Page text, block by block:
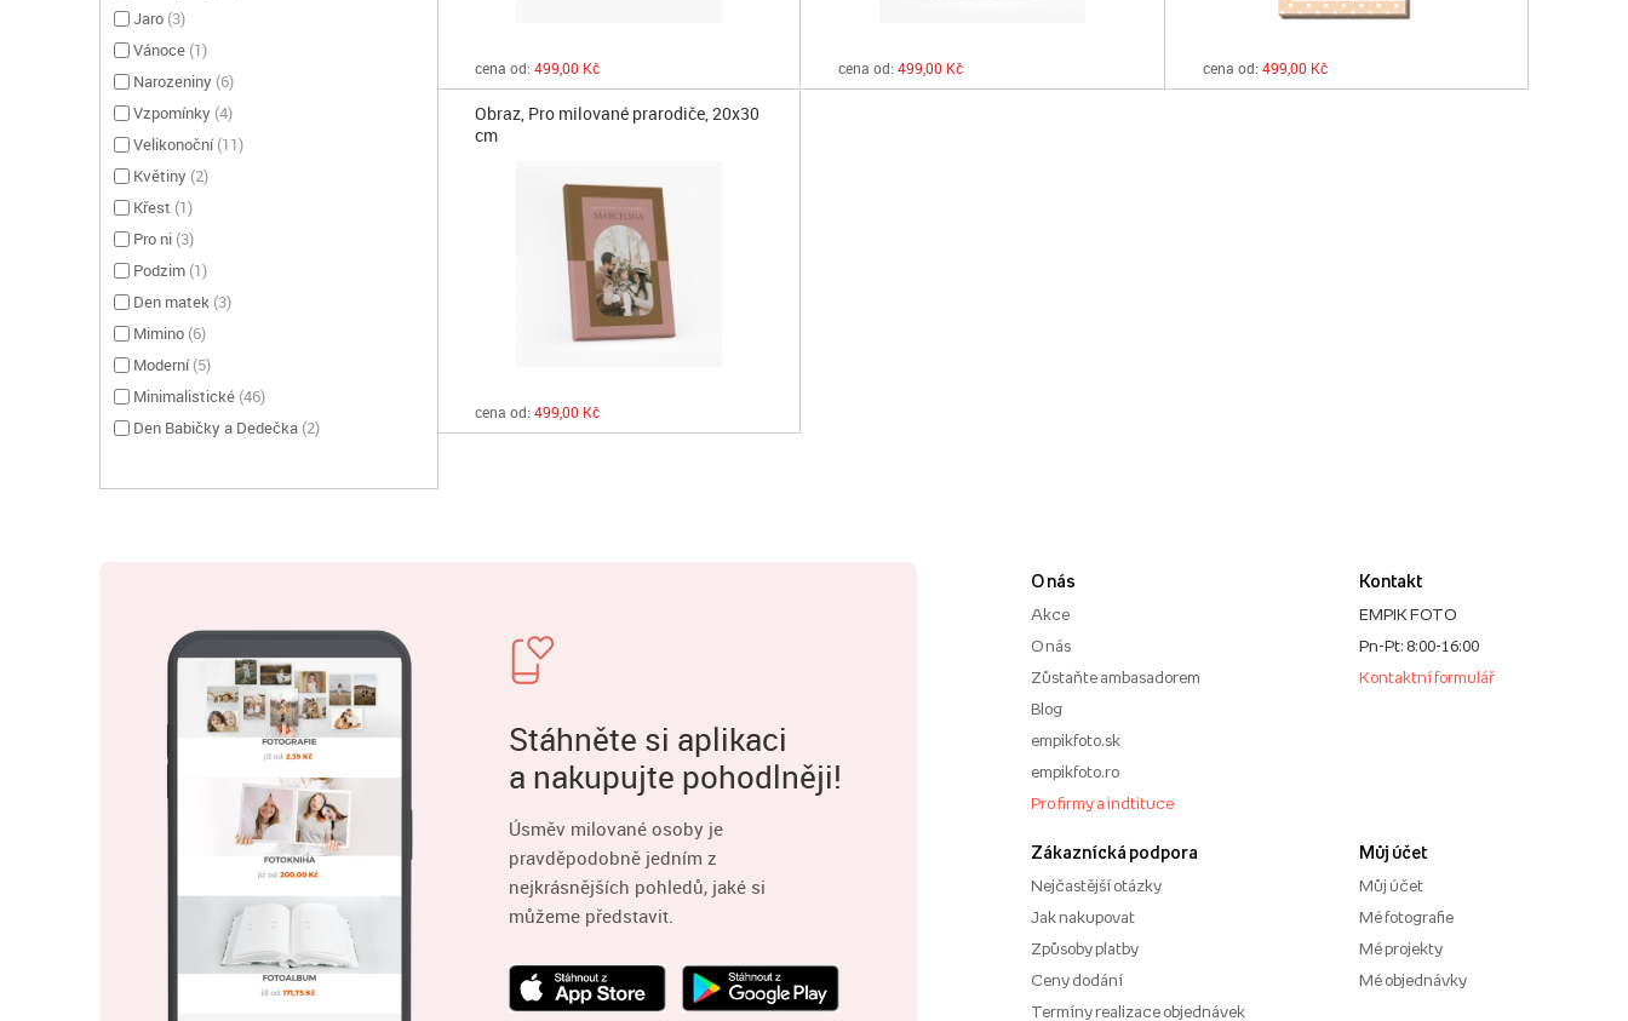
Jaro (3)
Vánoce (1)
Narozeniny (6)
Vzpomínky (4)
Velikonoční(11)
Květiny (2)
Křest (1)
Pro ni (3)
Podzim (1)
Den matek (3)
Mimino (6)
Moderní(5)
Minimalistické (46)
Den Babičky a Dedečka (2)
cena od: 499,00 Kč cena od: 499,00 Kč cena od: 499,00 Kč
Obraz, Pro milované prarodiče, 20x30
cm
cena od: 499,00 Kč
Stáhněte si aplikaci
a nakupujte pohodlněji!
Úsměv milované osoby je
pravděpodobně jedním z
nejkrásnějších pohledů, jaké si
můžeme představit.
O nás
Akce
O nás
Zůstaňte ambasadorem
Blog
empikfoto.sk
empikfoto.ro
Pro firmy a indtituce
Zákaznícká podpora
Nejčastější otázky
Jak nakupovat
Způsoby platby
Ceny dodání
Termíny realizace objednávek
Kontakt
EMPIK FOTO
Pn-Pt: 8:00-16:00
Kontaktní formulář
Můj účet
Můj účet
Mé fotografie
Mé projekty
Mé objednávky